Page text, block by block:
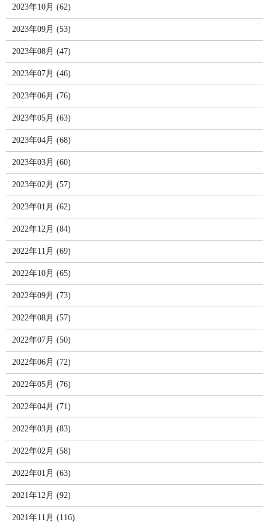
2023年10月 (62)
2023年09月 (53)
2023年08月 (47)
2023年07月 (46)
2023年06月 (76)
2023年05月 (63)
2023年04月 (68)
2023年03月 (60)
2023年02月 (57)
2023年01月 (62)
2022年12月 (84)
2022年11月 (69)
2022年10月 (65)
2022年09月 (73)
2022年08月 (57)
2022年07月 (50)
2022年06月 (72)
2022年05月 (76)
2022年04月 (71)
2022年03月 (83)
2022年02月 (58)
2022年01月 (63)
2021年12月 (92)
2021年11月 (116)